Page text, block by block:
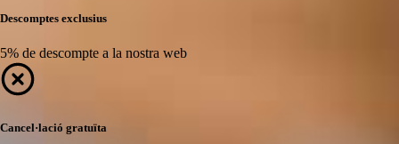
Descomptes exclusius
5% de descompte a la nostra web
Cancel·lació gratuïta